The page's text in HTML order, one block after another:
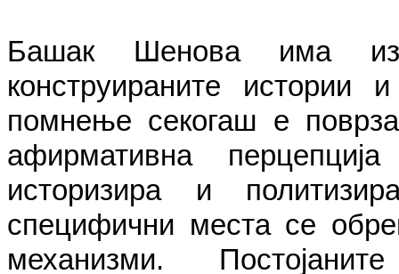
Башак Шенова има
конструираните истории
помнење секогаш е
афирмативна
историзира и
специфични места се
механизми.